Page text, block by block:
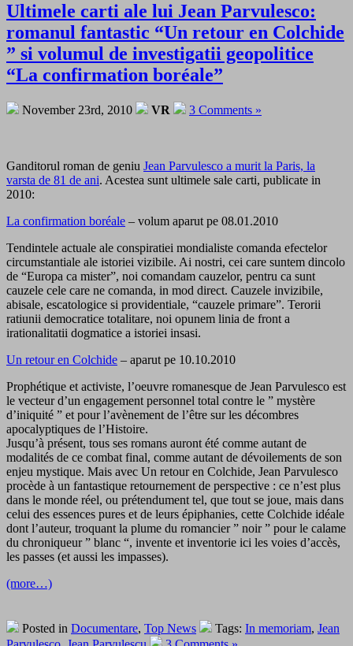
Ultimele carti ale lui Jean Parvulesco:
romanul fantastic “Un retour en Colchide
” si volumul de investigatii geopolitice
“La confirmation boréale”
November 23rd, 2010 VR 3 Comments »
Ganditorul roman de geniu Jean Parvulesco a murit la Paris, la
varsta de 81 de ani. Acestea sunt ultimele sale carti, publicate in
2010:
La confirmation boréale – volum aparut pe 08.01.2010
Tendintele actuale ale conspiratiei mondialiste comanda efectelor
circumstantiale ale istoriei vizibile. Ai nostri, cei care suntem dincolo
de “Europa ca mister”, noi comandam cauzelor, pentru ca sunt
cauzele cele care ne comanda, in mod direct. Cauzele invizibile,
abisale, escatologice si providentiale, “cauzele primare”. Terorii
ratiunii democratice totalitare, noi opunem linia de front a
irationalitatii dogmatice a istoriei insasi.
Un retour en Colchide – aparut pe 10.10.2010
Prophétique et activiste, l’oeuvre romanesque de Jean Parvulesco est
le vecteur d’un engagement personnel total contre le ” mystère
d’iniquité ” et pour l’avènement de l’être sur les décombres
apocalyptiques de l’Histoire.
Jusqu’à présent, tous ses romans auront été comme autant de
modalités de ce combat final, comme autant de dévoilements de son
enjeu mystique. Mais avec Un retour en Colchide, Jean Parvulesco
procède à un fantastique retournement de perspective : ce n’est plus
dans le monde réel, ou prétendument tel, que tout se joue, mais dans
celui des essences pures et de leurs épiphanies, cette Colchide idéale
dont l’auteur, troquant la plume du romancier ” noir ” pour le calame
du chroniqueur ” blanc “, invente et inventorie ici les voies d’accès,
les passes (et aussi les impasses).
(more…)
Posted in Documentare, Top News Tags: In memoriam, Jean